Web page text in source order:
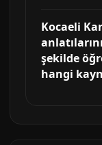
Kocaeli
şekilde
hangi